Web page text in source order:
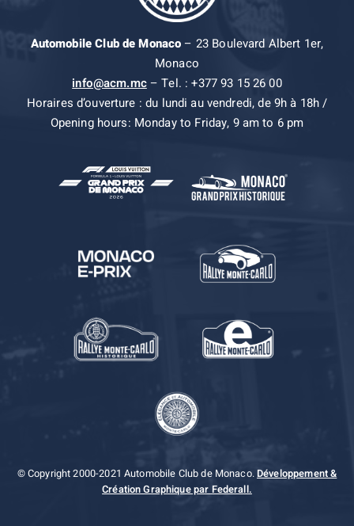
Automobile Club de Monaco– 23 Boulevard Albert 1er,
Monaco
info@acm.mc– Tel. : +377 93 15 26 00
Horaires d’ouverture : du lundi au vendredi, de 9h à 18h /
Opening hours: Monday to Friday, 9 am to 6 pm
© Copyright 2000-2021 Automobile Club de Monaco.Développement &
Création Graphique par Federall.